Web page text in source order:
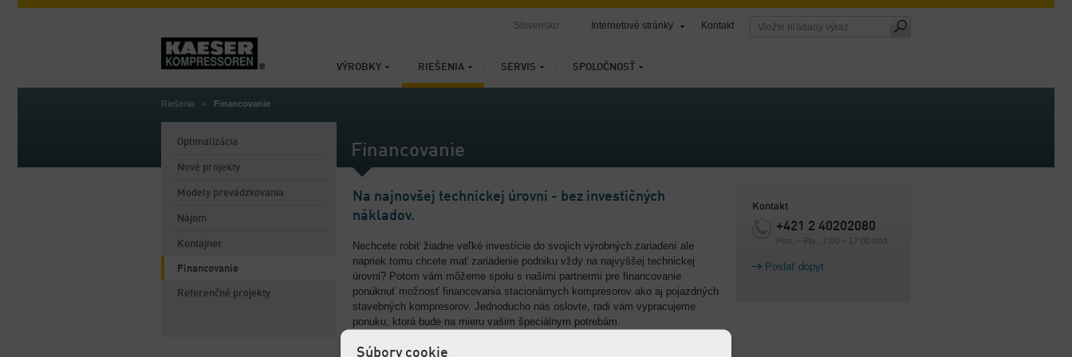
VÝROBKY RIEŠENIA SERVIS SPOLOČNOSŤ
Slovensko Internetové stránky Kontakt
Riešenia Financovanie
Financovanie
Optimalizácia
Nové projekty
Modely prevádzkovania
Nájom
Kontajner
Financovanie
Referenčné projekty
Na najnovšej technickej úrovni - bez investičných
nákladov.
Nechcete robiť žiadne veľké investície do svojich výrobných zariadení ale
napriek tomu chcete mať zariadenie podniku vždy na najvyššej technickej
úrovni? Potom vám môžeme spolu s našimi partnermi pre financovanie
ponúknuť možnosť financovania stacionárnych kompresorov ako aj pojazdných
stavebných kompresorov. Jednoducho nás oslovte, radi vám vypracujeme
ponuku, ktorá bude na mieru vašim špeciálnym potrebám.
Kontakt
+421 2 40202080
Pon. – Pia., 7:00 – 17:00 hod.
Poslať dopyt
Súbory cookie